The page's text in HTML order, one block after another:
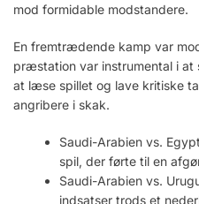
mod formidable modstandere.
En fremtrædende kamp var
præstation var instrumental i at
at læse spillet og lave kritiske
angribere i skak.
Saudi-Arabien vs.
spil, der førte til en
Saudi-Arabien vs.
indsatser trods et